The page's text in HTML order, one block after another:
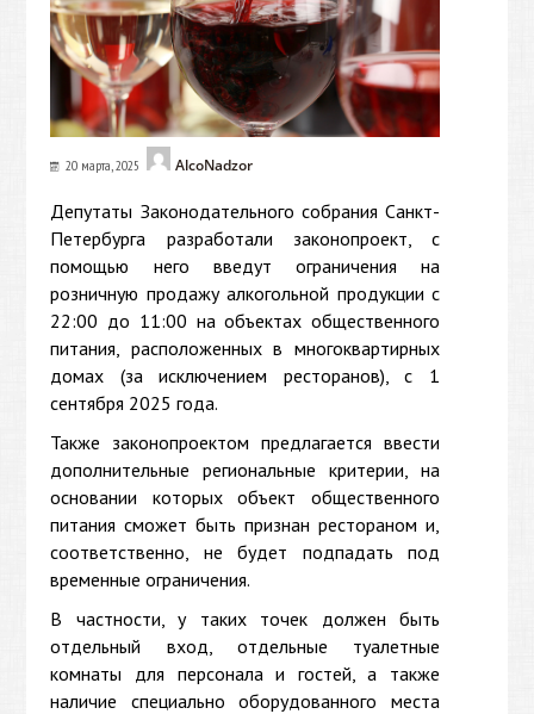
20 марта, 2025 AlcoNadzor
Депутаты Законодательного собрания Санкт-
Петербурга разработали законопроект, с
помощью него введут ограничения на
розничную продажу алкогольной продукции с
22:00 до 11:00 на объектах общественного
питания, расположенных в многоквартирных
домах (за исключением ресторанов), с 1
сентября 2025 года.
Также законопроектом предлагается ввести
дополнительные региональные критерии, на
основании которых объект общественного
питания сможет быть признан рестораном и,
соответственно, не будет подпадать под
временные ограничения.
В частности, у таких точек должен быть
отдельный вход, отдельные туалетные
комнаты для персонала и гостей, а также
наличие специально оборудованного места